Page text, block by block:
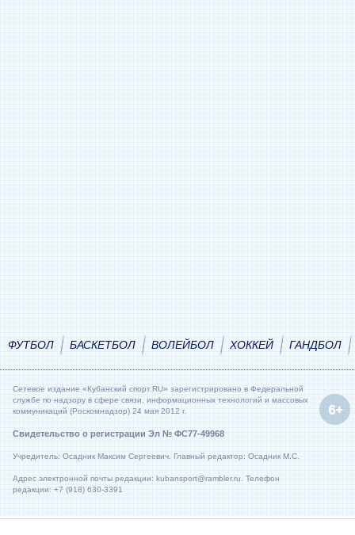
ФУТБОЛ БАСКЕТБОЛ ВОЛЕЙБОЛ ХОККЕЙ ГАНДБОЛ
Сетевое издание «Кубанский спорт.RU» зарегистрировано в Федеральной
службе по надзору в сфере связи, информационных технологий и массовых
коммуникаций (Роскомнадзор) 24 мая 2012 г.
Свидетельство о регистрации Эл № ФС77-49968
Учредитель: Осадник Максим Сергеевич. Главный редактор: Осадник М.С.
Адрес электронной почты редакции: kubansport@rambler.ru. Телефон
редакции: +7 (918) 630-3391